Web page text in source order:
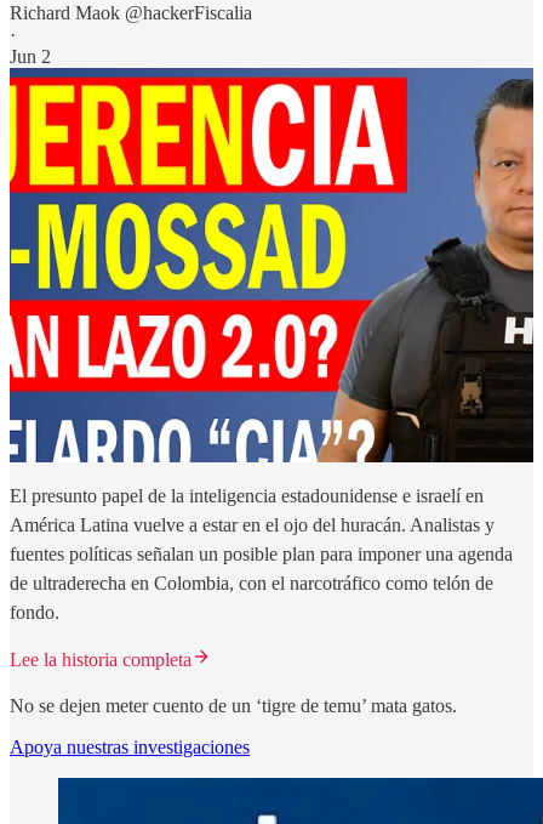
Richard Maok @hackerFiscalia
·
Jun 2
El presunto papel de la inteligencia estadounidense e israelí en
América Latina vuelve a estar en el ojo del huracán. Analistas y
fuentes políticas señalan un posible plan para imponer una agenda
de ultraderecha en Colombia, con el narcotráfico como telón de
fondo.
Lee la historia completa
No se dejen meter cuento de un ‘tigre de temu’ mata gatos.
Apoya nuestras investigaciones